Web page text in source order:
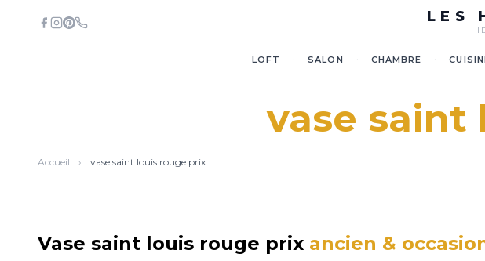
LES
LOFT SALON CHAMBRE
vase saint
Accueil › vase saint louis rouge prix
Vase saint louis rouge prix ancien &